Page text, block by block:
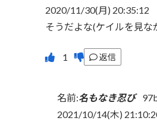
2020/11/30(月) 20:35:12
そうだよな(ケイルを見な
返信
名前:名もなき忍び
2021/10/14(木)